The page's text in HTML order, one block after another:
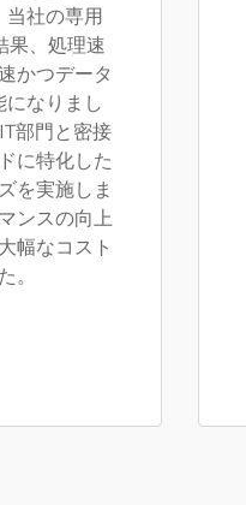
当社の専用
果、処理速
かつデータ
になりまし
部門と密接
に特化した
を実施しま
ンスの向上
幅なコスト
。